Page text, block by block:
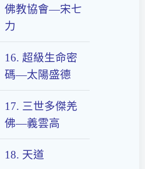
佛教協會—宋七
力
16. 超級生命密
碼—太陽盛德
17. 三世多傑羌
佛—義雲高
18. 天道